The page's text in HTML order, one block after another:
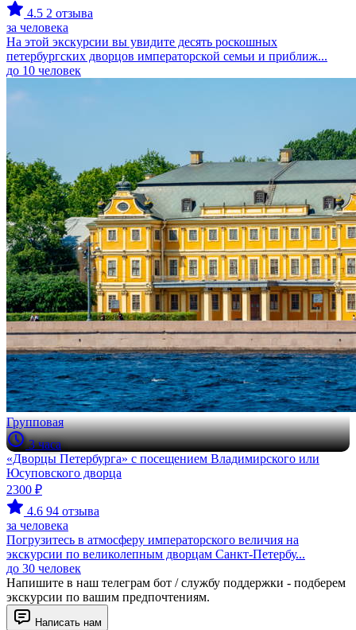
4.5 2 отзыва
за человека
На этой экскурсии вы увидите десять роскошных
петербургских дворцов императорской семьи и приближ...
до 10 человек
Групповая
3 часа
«Дворцы Петербурга» с посещением Владимирского или
Юсуповского дворца
2300 ₽
4.6 94 отзыва
за человека
Погрузитесь в атмосферу императорского величия на
экскурсии по великолепным дворцам Санкт-Петербу...
до 30 человек
Напишите в наш телеграм бот / службу поддержки - подберем
экскурсии по вашим предпочтениям.
Написать нам